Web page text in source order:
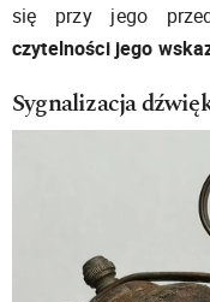
się przy jego
czytelności jego
Sygnalizacja